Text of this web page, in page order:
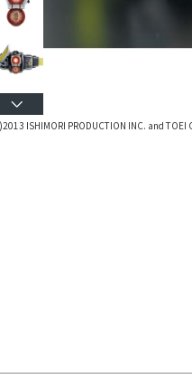
ISHIMORI PRODUCTION INC. and TOEI